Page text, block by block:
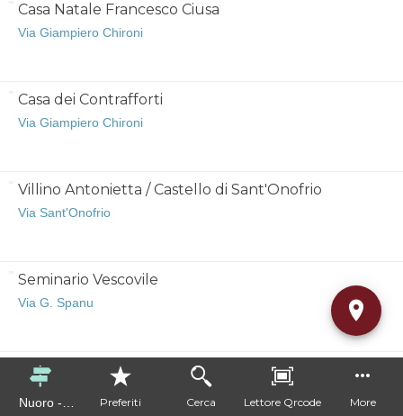
Casa Natale Francesco Ciusa
Via Giampiero Chironi
Casa dei Contrafforti
Via Giampiero Chironi
Villino Antonietta / Castello di Sant'Onofrio
Via Sant'Onofrio
Seminario Vescovile
Via G. Spanu
Casa Gian Pietro Chironi
Piazza Su Connottu
Nuoro -
Preferiti Cerca Lettore Qrcode More